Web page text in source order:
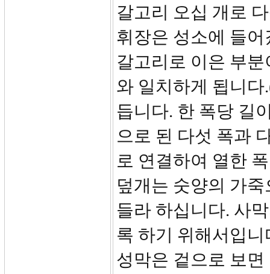
갈고리 오십 개로
휘장은 성소에 들
갈고리로 이은 부
와 일치하게 됩니
듭니다. 한 폭당 길
으로 된 다섯 폭과
로 연결하여 열한
덮개는 숫양의 가
들라 하십니다. 사
록 하기 위해서입니
성막은 겉으로 보